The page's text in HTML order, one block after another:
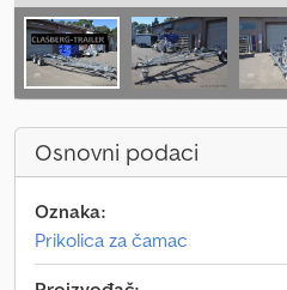
Osnovni podaci
Oznaka:
Prikolica za čamac